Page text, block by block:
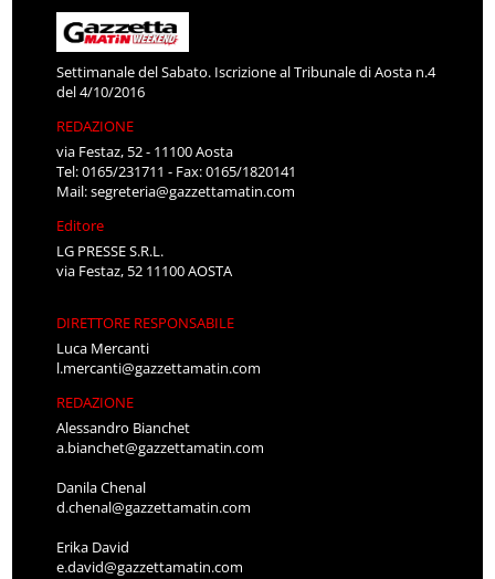
Settimanale del Sabato. Iscrizione al Tribunale di Aosta n.4
del 4/10/2016
REDAZIONE
via Festaz, 52 - 11100 Aosta
Tel: 0165/231711 - Fax: 0165/1820141
Mail:segreteria@gazzettamatin.com
Editore
LG PRESSE S.R.L.
via Festaz, 52 11100 AOSTA
DIRETTORE RESPONSABILE
Luca Mercanti
l.mercanti@gazzettamatin.com
REDAZIONE
Alessandro Bianchet
a.bianchet@gazzettamatin.com
Danila Chenal
d.chenal@gazzettamatin.com
Erika David
e.david@gazzettamatin.com